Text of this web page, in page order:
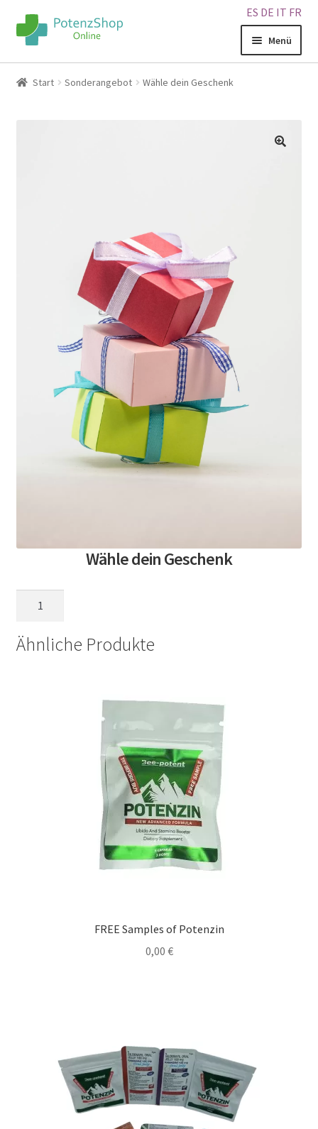
ES DE IT FR
Menü
Home
Start Sonderangebot Wähle dein Geschenk
Wähle dein Geschenk
Ähnliche Produkte
FREE Samples of Potenzin
0,00 €